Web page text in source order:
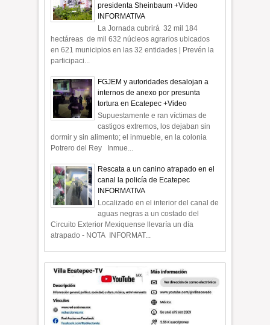
presidenta Sheinbaum +Video
INFORMATIVA
La Jornada cubrirá 32 mil 184
hectáreas de mil 632 núcleos agrarios ubicados
en 621 municipios en las 32 entidades | Prevén la
participaci...
FGJEM y autoridades desalojan a
internos de anexo por presunta
tortura en Ecatepec +Video
Supuestamente e ran víctimas de
castigos extremos, los dejaban sin
dormir y sin alimento; el inmueble, en la colonia
Potrero del Rey Inmue...
Rescata a un canino atrapado en el
canal la policía de Ecatepec
INFORMATIVA
Localizado en el interior del canal de
aguas negras a un costado del
Circuito Exterior Mexiquense llevaría un día
atrapado - NOTA INFORMAT...